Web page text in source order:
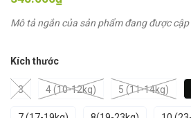
Mô tả ngắn của sản phẩm đang được cập
Kích thước
3 4 (10-12kg) 5 (11-14kg)